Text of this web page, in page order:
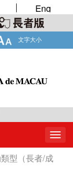
文字大小
Eng
型（長者/成